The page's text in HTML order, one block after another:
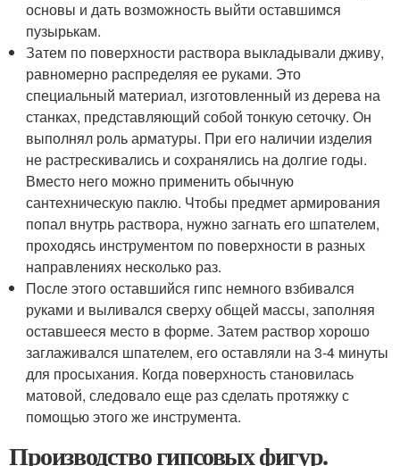
основы и дать возможность выйти оставшимся
пузырькам.
Затем по поверхности раствора выкладывали дживу,
равномерно распределяя ее руками. Это
специальный материал, изготовленный из дерева на
станках, представляющий собой тонкую сеточку. Он
выполнял роль арматуры. При его наличии изделия
не растрескивались и сохранялись на долгие годы.
Вместо него можно применить обычную
сантехническую паклю. Чтобы предмет армирования
попал внутрь раствора, нужно загнать его шпателем,
проходясь инструментом по поверхности в разных
направлениях несколько раз.
После этого оставшийся гипс немного взбивался
руками и выливался сверху общей массы, заполняя
оставшееся место в форме. Затем раствор хорошо
заглаживался шпателем, его оставляли на 3-4 минуты
для просыхания. Когда поверхность становилась
матовой, следовало еще раз сделать протяжку с
помощью этого же инструмента.
Производство гипсовых фигур.